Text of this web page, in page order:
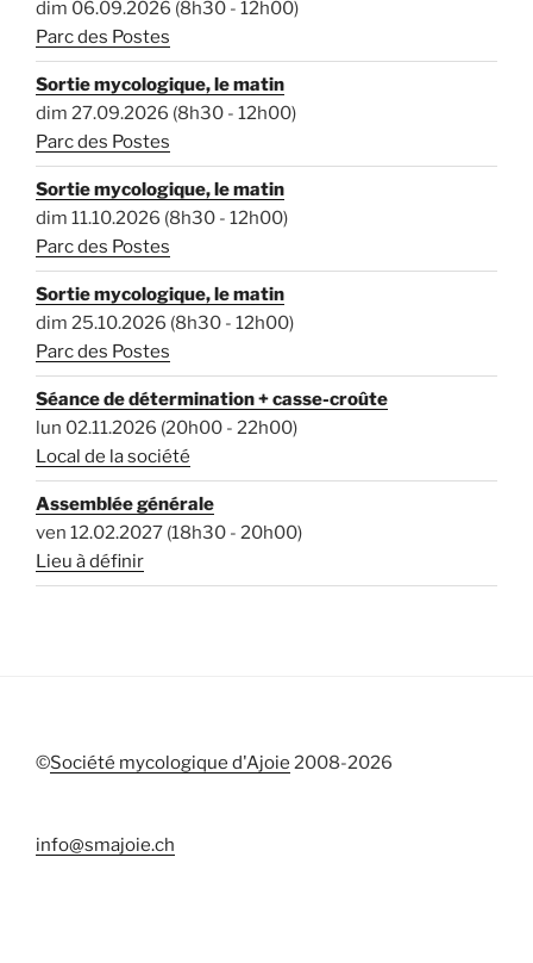
dim 06.09.2026 (8h30 - 12h00)
Parc des Postes
Sortie mycologique, le matin
dim 27.09.2026 (8h30 - 12h00)
Parc des Postes
Sortie mycologique, le matin
dim 11.10.2026 (8h30 - 12h00)
Parc des Postes
Sortie mycologique, le matin
dim 25.10.2026 (8h30 - 12h00)
Parc des Postes
Séance de détermination + casse-croûte
lun 02.11.2026 (20h00 - 22h00)
Local de la société
Assemblée générale
ven 12.02.2027 (18h30 - 20h00)
Lieu à définir
©Société mycologique d'Ajoie 2008-2026
info@smajoie.ch